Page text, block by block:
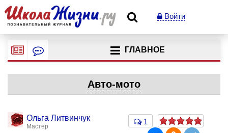
Войти
ГЛАВНОЕ
Авто-мото
Ольга Литвинчук
Мастер
1